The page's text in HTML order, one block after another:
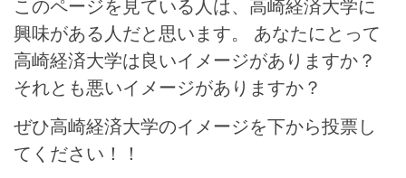
このページを見ている人は、高崎経済大学に
興味がある人だと思います。 あなたにとって
高崎経済大学は良いイメージがありますか？
それとも悪いイメージがありますか？
ぜひ高崎経済大学のイメージを下から投票し
てください！！